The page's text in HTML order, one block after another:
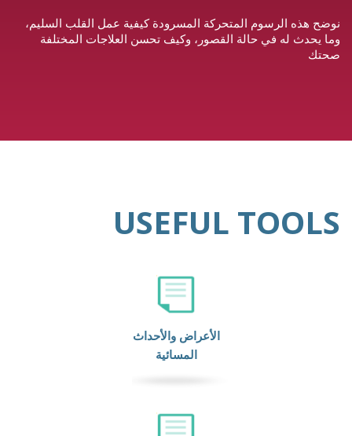
نوضح هذه الرسوم المتحركة المسرودة كيفية عمل القلب السليم،
وما يحدث له في حالة القصور، وكيف تحسن العلاجات المختلفة
صحتك
USEFUL TOOLS
الأعراض والأحداث
المسائية